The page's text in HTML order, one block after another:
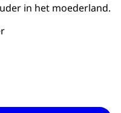
in het moederland.